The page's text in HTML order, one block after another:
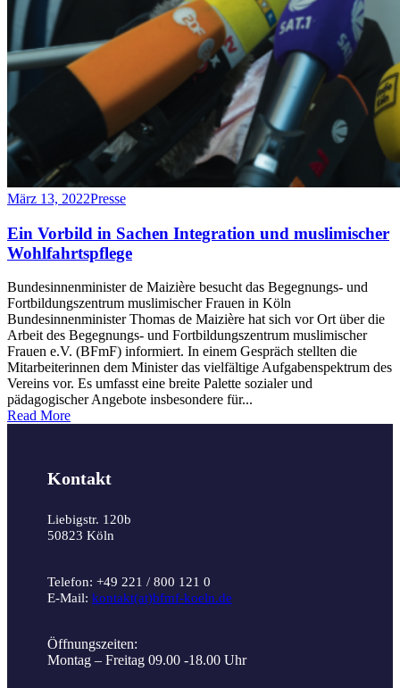
März 13, 2022Presse
Ein Vor­bild in Sa­chen In­te­gra­ti­on und mus­li­mi­scher
Wohl­fahrts­pfle­ge
Bundesinnenminister de Maizière besucht das Begegnungs- und
Fortbildungszentrum muslimischer Frauen in Köln
Bundesinnenminister Thomas de Maizière hat sich vor Ort über die
Arbeit des Begegnungs- und Fortbildungszentrum muslimischer
Frauen e.V. (BFmF) informiert. In einem Gespräch stellten die
Mitarbeiterinnen dem Minister das vielfältige Aufgabenspektrum des
Vereins vor. Es umfasst eine breite Palette sozialer und
pädagogischer Angebote insbesondere für...
Read More
Kontakt
Liebigstr. 120b
50823 Köln
Telefon: +49 221 / 800 121 0
E-Mail: kontakt(at)bfmf-koeln.de
Öffnungszeiten:
Montag – Freitag 09.00 -18.00 Uhr